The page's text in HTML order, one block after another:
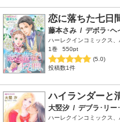
恋に落ちた七日
藤本さみ / デボラ･ヘ
ハーレクインコミックス
1巻
550pt
(5.0)
投稿数1件
ハイランダーと
大竪汐 / デブラ･リー
ハーレクインコミックス